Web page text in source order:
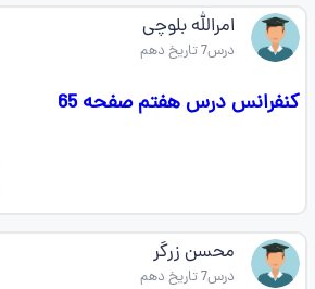
امرالله بلوچی
درس7 تاریخ دهم
کنفرانس درس هفتم صفحه 65
محسن زرگر
درس7 تاریخ دهم